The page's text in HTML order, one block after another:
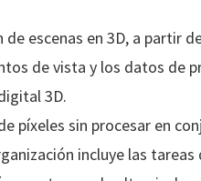
escenas en 3D, a partir
de vista y los datos de
3D.
píxeles sin procesar en
incluye las tareas